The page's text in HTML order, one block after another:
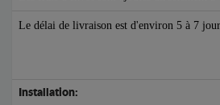
Le délai de livraison est d'environ 5 à 7
Installation: